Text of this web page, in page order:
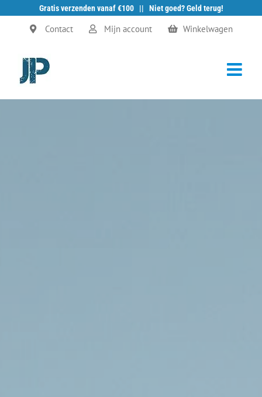
Gratis verzenden vanaf €100 || Niet goed? Geld terug!
Ga
Contact Mijn account Winkelwagen